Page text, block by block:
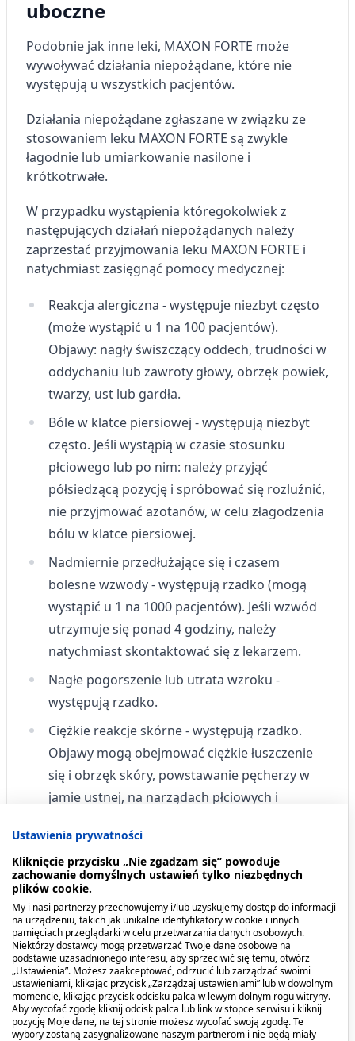
uboczne
Podobnie jak inne leki, MAXON FORTE może
wywoływać działania niepożądane, które nie
występują u wszystkich pacjentów.
Działania niepożądane zgłaszane w związku ze
stosowaniem leku MAXON FORTE są zwykle
łagodnie lub umiarkowanie nasilone i
krótkotrwałe.
W przypadku wystąpienia któregokolwiek z
następujących działań niepożądanych należy
zaprzestać przyjmowania leku MAXON FORTE i
natychmiast zasięgnąć pomocy medycznej:
Reakcja alergiczna - występuje niezbyt często
(może wystąpić u 1 na 100 pacjentów).
Objawy: nagły świszczący oddech, trudności w
oddychaniu lub zawroty głowy, obrzęk powiek,
twarzy, ust lub gardła.
Bóle w klatce piersiowej - występują niezbyt
często. Jeśli wystąpią w czasie stosunku
płciowego lub po nim: należy przyjąć
półsiedzącą pozycję i spróbować się rozluźnić,
nie przyjmować azotanów, w celu złagodzenia
bólu w klatce piersiowej.
Nadmiernie przedłużające się i czasem
bolesne wzwody - występują rzadko (mogą
wystąpić u 1 na 1000 pacjentów). Jeśli wzwód
utrzymuje się ponad 4 godziny, należy
natychmiast skontaktować się z lekarzem.
Nagłe pogorszenie lub utrata wzroku -
występują rzadko.
Ciężkie reakcje skórne - występują rzadko.
Objawy mogą obejmować ciężkie łuszczenie
się i obrzęk skóry, powstawanie pęcherzy w
jamie ustnej, na narządach płciowych i
rzadko.
Inne działania niepożądane:
Bardzo często(może występować częściej niż u 1
na 10 pacjentów):
Ból głowy.
Często(może występować u 1 na 10 pacjentów):
Ustawienia prywatności
Kliknięcie przycisku „Nie zgadzam się” powoduje
zachowanie domyślnych ustawień tylko niezbędnych
plików cookie.
My i nasi partnerzy przechowujemy i/lub uzyskujemy dostęp do informacji
na urządzeniu, takich jak unikalne identyfikatory w cookie i innych
pamięciach przeglądarki w celu przetwarzania danych osobowych.
Niektórzy dostawcy mogą przetwarzać Twoje dane osobowe na
podstawie uzasadnionego interesu, aby sprzeciwić się temu, otwórz
„Ustawienia”. Możesz zaakceptować, odrzucić lub zarządzać swoimi
ustawieniami, klikając przycisk „Zarządzaj ustawieniami” lub w dowolnym
momencie, klikając przycisk odcisku palca w lewym dolnym rogu witryny.
Aby wycofać zgodę kliknij odcisk palca lub link w stopce serwisu i kliknij
pozycję Moje dane, na tej stronie możesz wycofać swoją zgodę. Te
wybory zostaną zasygnalizowane naszym partnerom i nie będą miały